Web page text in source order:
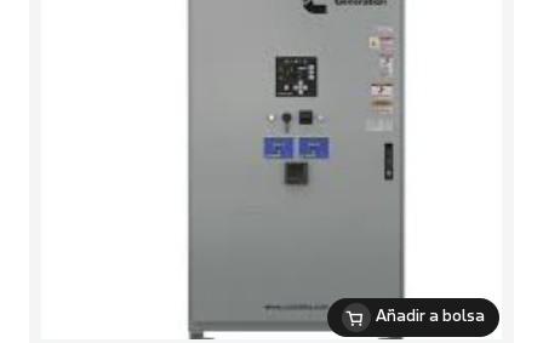
Añadir a bolsa